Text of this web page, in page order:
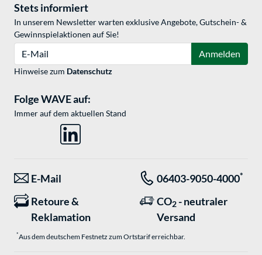
Stets informiert
In unserem Newsletter warten exklusive Angebote, Gutschein- &
Gewinnspielaktionen auf Sie!
Anmelden
Hinweise zum Datenschutz
Folge WAVE auf:
Immer auf dem aktuellen Stand
E-Mail 06403-9050-4000*
Retoure &
Reklamation
CO2 - neutraler
Versand
*Aus dem deutschem Festnetz zum Ortstarif erreichbar.